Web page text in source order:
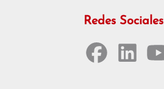
Redes Sociales